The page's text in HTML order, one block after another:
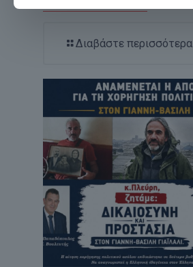
Διαβάστε περισσότερα